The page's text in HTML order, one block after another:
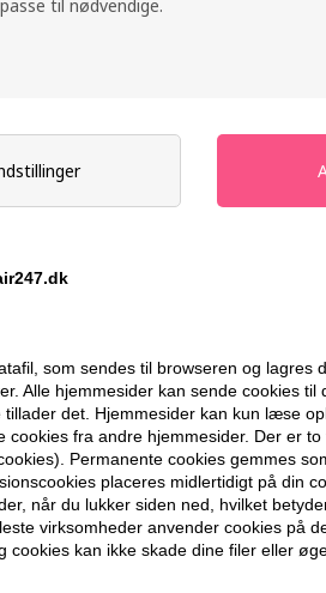
til nødvendige.
som sendes til browseren og lagres
Alle hjemmesider kan sende cookies til
tillader det. Hjemmesider kan kun læse
cookies fra andre hjemmesider. Der er
Permanente cookies gemmes
placeres midlertidigt på din
når du lukker siden ned, hvilket
virksomheder anvender cookies på
cookies kan ikke skade dine filer eller
399,10 DKK FRA
BESKRIVELSE
L'Oréal Pro Serie
der tynder ud.
(Resultat efter 6